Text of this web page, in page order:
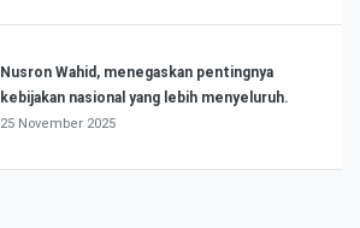
Nusron Wahid, menegaskan pentingnya
kebijakan nasional yang lebih menyeluruh.
25 November 2025